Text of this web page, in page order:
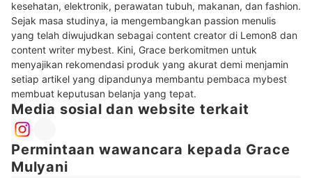
kesehatan, elektronik, perawatan tubuh, makanan, dan fashion.
Sejak masa studinya, ia mengembangkan passion menulis
yang telah diwujudkan sebagai content creator di Lemon8 dan
content writer mybest. Kini, Grace berkomitmen untuk
menyajikan rekomendasi produk yang akurat demi menjamin
setiap artikel yang dipandunya membantu pembaca mybest
membuat keputusan belanja yang tepat.
Media sosial dan website terkait
Permintaan wawancara kepada Grace
Mulyani